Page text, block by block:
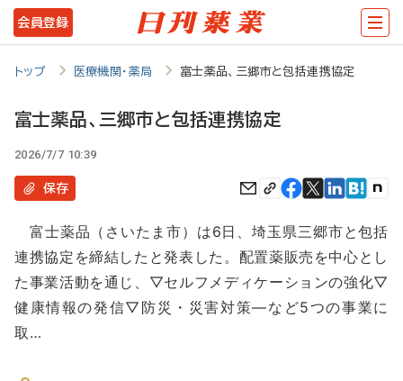
メ
イ
テ
動
会員登録
トップ 医療機関・薬局 富士薬品、三郷市と包括連携協定
富士薬品、三郷市と包括連携協定
2026/7/7 10:39
保存
富士薬品（さいたま市）は6日、埼玉県三郷市と包括
連携協定を締結したと発表した。配置薬販売を中心とし
た事業活動を通じ、▽セルフメディケーションの強化▽
健康情報の発信▽防災・災害対策―など5つの事業に
取…